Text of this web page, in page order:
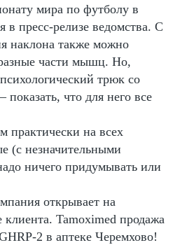
мира по футболу в
в пресс-релизе ведомства. С
наклона также можно
части мышц. Но,
трюк со
что для него все
практически на всех
(с незначительными
ничего придумывать или
открывает на
Tamoximed продажа
2 в аптеке Черемхово!